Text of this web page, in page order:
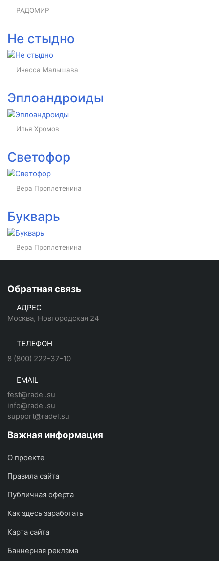
РАДОМИР
Не стыдно
Инесса Малышава
Эплоандроиды
Илья Хромов
Светофор
Вера Проплетенина
Букварь
Вера Проплетенина
Обратная связь
АДРЕС
Москва, Новгородская 24
ТЕЛЕФОН
8 (800) 222-37-10
EMAIL
fest@radel.su
info@radel.su
support@radel.su
Важная информация
О проекте
Правила сайта
Публичная оферта
Как здесь заработать
Карта сайта
Баннерная реклама